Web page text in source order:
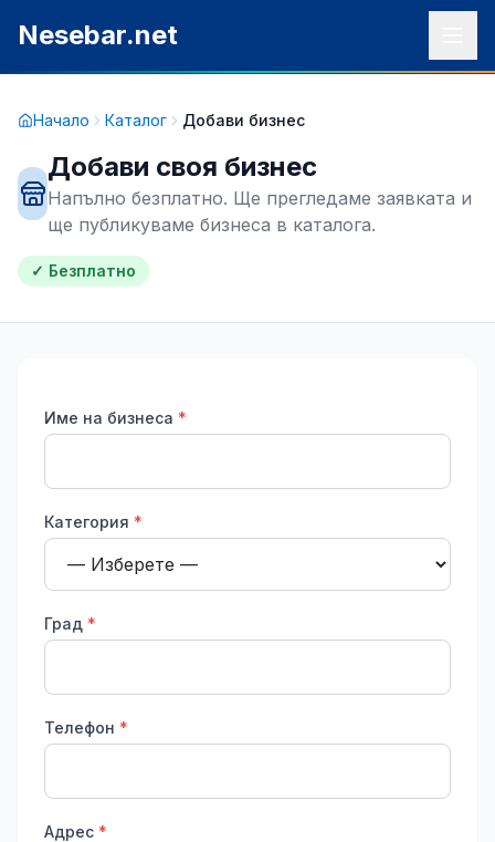
Nesebar.net
Начало Каталог Добави бизнес
Добави своя бизнес
Напълно безплатно. Ще прегледаме заявката и
ще публикуваме бизнеса в каталога.
✓ Безплатно
Име на бизнеса *
Категория *
Град *
Телефон *
Адрес *